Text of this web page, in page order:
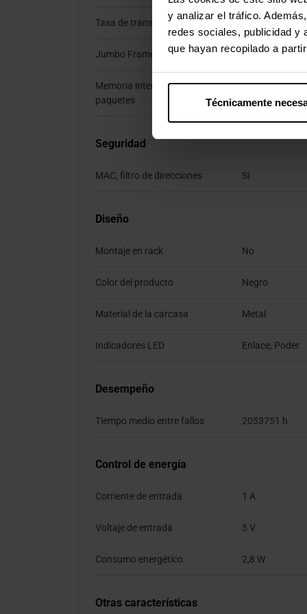
y analizar el tráfico.
redes sociales, publicidad y
que hayan recopilado a
Técnicamente
Tasa de transferencia (máx) 1 Gbit/s
Jumbo Frames, soporte Si
Memoria intermedia de
paquetes
0,128 MB
Seguridad
MAC, filtro de direcciones Si
Diseño
Montaje en rack No
Color del producto Negro
Material de la carcasa Metal
Indicadores LED Enlace, Poder
Desempeño
Tiempo medio entre fallos 2053751 h
Control de energía
Corriente de entrada 1 A
Voltaje de entrada 5 V
Consumo energético 2,8 W
Otras características